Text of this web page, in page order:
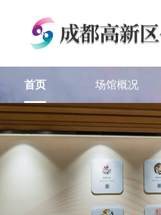
首页 场馆概况